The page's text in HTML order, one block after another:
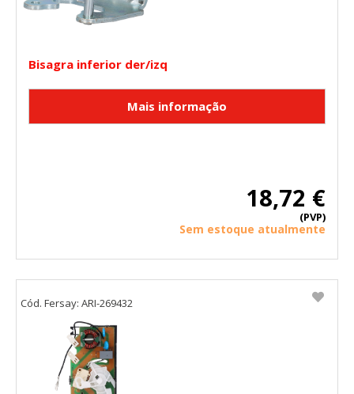
Bisagra inferior der/izq
18,72 €
(PVP)
Sem estoque atualmente
Cód. Fersay: ARI-269432